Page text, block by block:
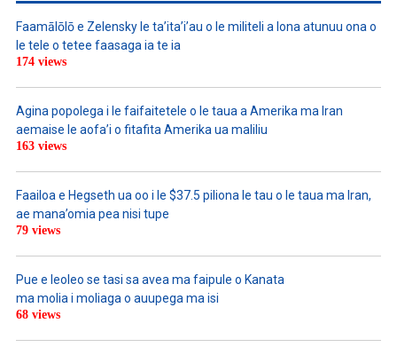
Faamālōlō e Zelensky le ta’ita’i’au o le militeli a lona atunuu ona o
le tele o tetee faasaga ia te ia
174 views
Agina popolega i le faifaitetele o le taua a Amerika ma Iran
aemaise le aofa’i o fitafita Amerika ua maliliu
163 views
Faailoa e Hegseth ua oo i le $37.5 piliona le tau o le taua ma Iran,
ae mana’omia pea nisi tupe
79 views
Pue e leoleo se tasi sa avea ma faipule o Kanata
ma molia i moliaga o auupega ma isi
68 views